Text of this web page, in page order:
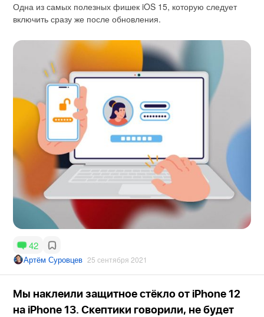
Одна из самых полезных фишек iOS 15, которую следует
включить сразу же после обновления.
42
Артём Суровцев 25 сентября 2021
Мы наклеили защитное стёкло от iPhone 12
на iPhone 13. Скептики говорили, не будет